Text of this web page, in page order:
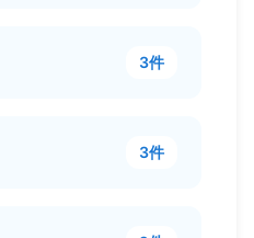
3件
3件